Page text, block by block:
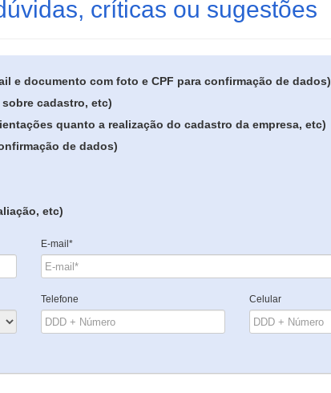
críticas ou sugestões
e documento com foto e CPF para confirmação de dados)
cadastro, etc)
quanto a realização do cadastro da empresa, etc)
de dados)
etc)
E-mail*
Telefone Celular